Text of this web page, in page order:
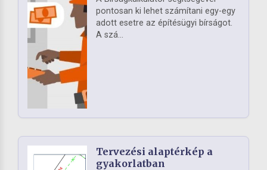
pontosan ki lehet számítani egy-egy
adott esetre az építésügyi bírságot.
A szá...
Tervezési alaptérkép a
gyakorlatban